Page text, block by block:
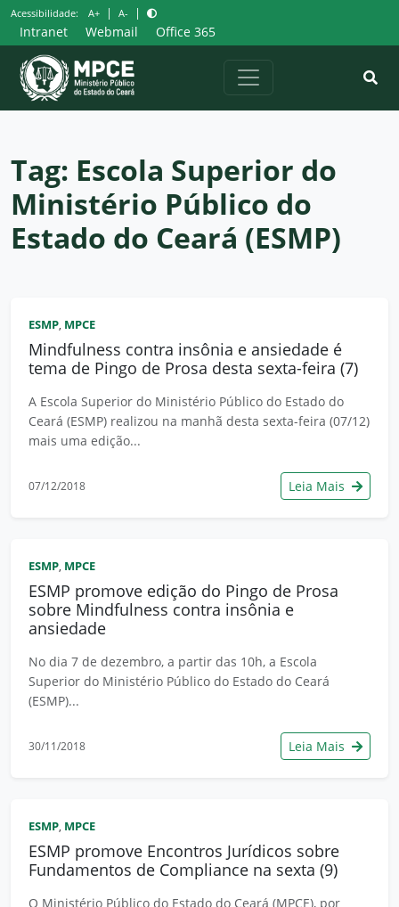
Pular
para
o
conteúdo
Acessibilidade: A+ | A- |
Intranet Webmail Office 365
Tag: Escola Superior do
Ministério Público do
Estado do Ceará (ESMP)
ESMP, MPCE
Mindfulness contra insônia e ansiedade é
tema de Pingo de Prosa desta sexta-feira (7)
A Escola Superior do Ministério Público do Estado do
Ceará (ESMP) realizou na manhã desta sexta-feira (07/12)
mais uma edição...
07/12/2018 Leia Mais
ESMP, MPCE
ESMP promove edição do Pingo de Prosa
sobre Mindfulness contra insônia e
ansiedade
No dia 7 de dezembro, a partir das 10h, a Escola
Superior do Ministério Público do Estado do Ceará
(ESMP)...
30/11/2018 Leia Mais
ESMP, MPCE
ESMP promove Encontros Jurídicos sobre
Fundamentos de Compliance na sexta (9)
O Ministério Público do Estado do Ceará (MPCE), por